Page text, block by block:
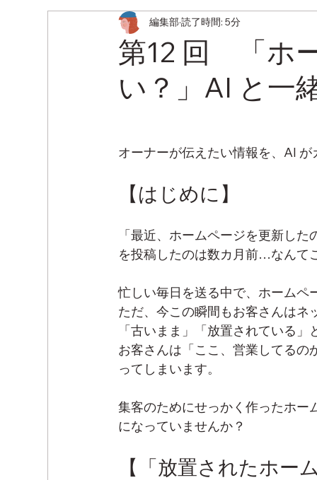
第12 回 「ホ
い？」AI と一
編集部読了時間: 5分
オーナーが伝えたい情報を、AI
【はじめに】
「最近、ホームページを更新し
を投稿したのは数カ月前…なんて
忙しい毎日を送る中で、ホームペ
ただ、今この瞬間もお客さんは
「古いまま」「放置されている
お客さんは「ここ、営業してる
ってしまいます。
集客のためにせっかく作ったホー
になっていませんか？
【「放置されたホー